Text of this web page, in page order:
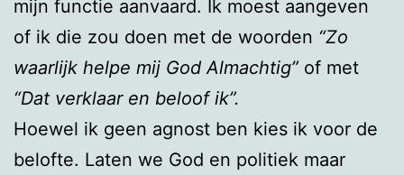
mijn functie aanvaard. Ik moest aangeven
of ik die zou doen met de woorden “Zo
waarlijk helpe mij God Almachtig” of met
“Dat verklaar en beloof ik”.
Hoewel ik geen agnost ben kies ik voor de
belofte. Laten we God en politiek maar